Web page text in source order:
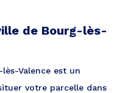
de Bourg-lès-
Valence est un
votre parcelle dans